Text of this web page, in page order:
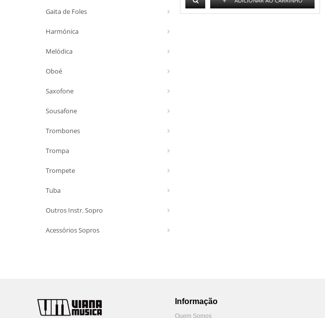
Gaita de Foles
Harmónica
Melódica
Oboé
Saxofone
Sousafone
Trombones
Trompa
Trompete
Tuba
Outros Instr. Sopro
Acessórios Sopros
Informação
Quem Somos